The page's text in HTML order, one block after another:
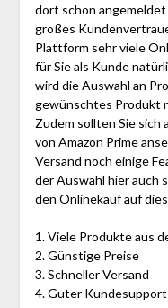
dort schon
großes
Plattform sehr viele
für Sie als Kunde
wird die Auswahl an
gewünschtes Produkt
Zudem sollten Sie sich
von Amazon Prime
Versand noch einige
der Auswahl hier auch
den Onlinekauf auf
1. Viele Produkte aus
2. Günstige Preise
3. Schneller Versand
4. Guter Kundesupport